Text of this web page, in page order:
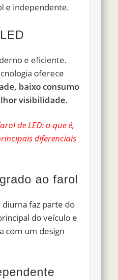
e independente.
e eficiente.
oferece
baixo consumo
visibilidade.
de LED: o que é,
diferenciais
ao farol
diurna faz parte do
do veículo e
com um design